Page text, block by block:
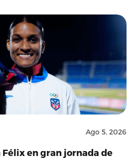
Ago 5, 2026
en gran jornada de